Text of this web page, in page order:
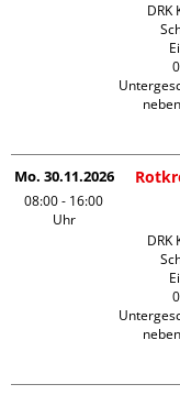
DRK
Mo. 30.11.2026
08:00 - 16:00
Uhr
DRK